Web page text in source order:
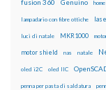
fusion 360 Genuino
lampadario con fibre ottiche
luci di natale MKR1000
motor shield nas natale
oled i2C oled IIC
penna per pasta di saldatura